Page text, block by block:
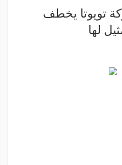
تويوتا يخطف
لها